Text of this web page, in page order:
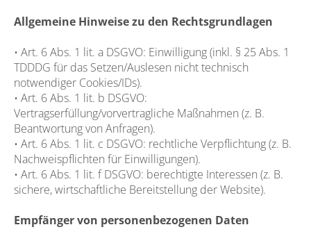
Allgemeine Hinweise zu den Rechtsgrundlagen
• Art. 6 Abs. 1 lit. a DSGVO: Einwilligung (inkl. § 25 Abs. 1
TDDDG für das Setzen/Auslesen nicht technisch
notwendiger Cookies/IDs).
• Art. 6 Abs. 1 lit. b DSGVO:
Vertragserfüllung/vorvertragliche Maßnahmen (z. B.
Beantwortung von Anfragen).
• Art. 6 Abs. 1 lit. c DSGVO: rechtliche Verpflichtung (z. B.
Nachweispflichten für Einwilligungen).
• Art. 6 Abs. 1 lit. f DSGVO: berechtigte Interessen (z. B.
sichere, wirtschaftliche Bereitstellung der Website).
Empfänger von personenbezogenen Daten